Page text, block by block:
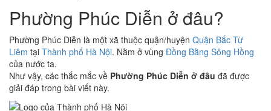
Phường Phúc Diễn ở đâu?
Phường Phúc Diễn là một xã thuộc quận/huyện Quận Bắc Từ
Liêm tại Thành phố Hà Nội. Nằm ở vùng Đồng Bằng Sông Hồng
của nước ta.
Như vậy, các thắc mắc về Phường Phúc Diễn ở đâu đã được
giải đáp trong bài viết này.